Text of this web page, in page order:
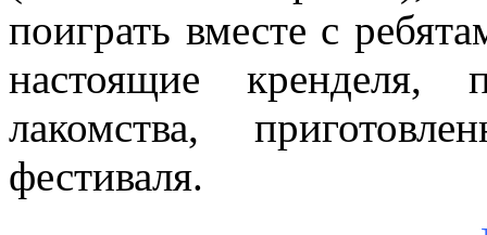
поиграть вместе с
настоящие
лакомства,
фестиваля.